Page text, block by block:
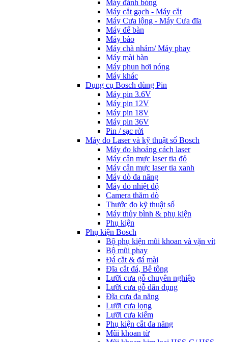
Máy đánh bóng
Máy cắt gạch - Máy cắt
Máy Cưa lộng - Máy Cưa đĩa
Máy để bàn
Máy bào
Máy chà nhám/ Máy phay
Máy mài bàn
Máy phun hơi nóng
Máy khác
Dụng cụ Bosch dùng Pin
Máy pin 3.6V
Máy pin 12V
Máy pin 18V
Máy pin 36V
Pin / sạc rời
Máy đo Laser và kỹ thuật số Bosch
Máy đo khoảng cách laser
Máy cân mực laser tia đỏ
Máy cân mực laser tia xanh
Máy dò đa năng
Máy đo nhiệt độ
Camera thăm dò
Thước đo kỹ thuật số
Máy thủy bình & phụ kiện
Phụ kịện
Phụ kiện Bosch
Bộ phụ kiện mũi khoan và vặn vít
Bộ mũi phay
Đá cắt & đá mài
Đĩa cắt đá, Bê tông
Lưỡi cưa gỗ chuyên nghiệp
Lưỡi cưa gỗ dân dụng
Đĩa cưa đa năng
Lưỡi cưa lọng
Lưỡi cưa kiếm
Phụ kiện cắt đa năng
Mũi khoan từ